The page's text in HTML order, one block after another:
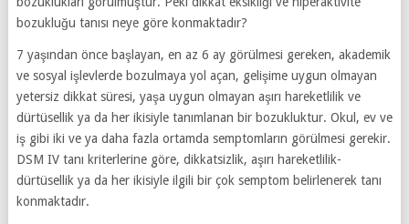
bozukluğu tanısı neye göre konmaktadır?
7 yaşından önce başlayan, en az 6 ay görülmesi gereken, akademik
ve sosyal işlevlerde bozulmaya yol açan, gelişime uygun olmayan
yetersiz dikkat süresi, yaşa uygun olmayan aşırı hareketlilik ve
dürtüsellik ya da her ikisiyle tanımlanan bir bozukluktur. Okul, ev ve
iş gibi iki ve ya daha fazla ortamda semptomların görülmesi gerekir.
DSM IV tanı kriterlerine göre, dikkatsizlik, aşırı hareketlilik-
dürtüsellik ya da her ikisiyle ilgili bir çok semptom belirlenerek tanı
konmaktadır.